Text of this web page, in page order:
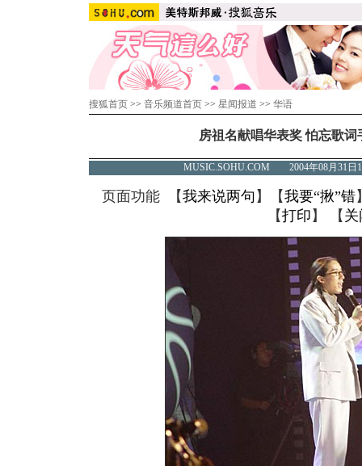
搜狐首页 >> 音乐频道首页 >> 星闻报道 >> 华语
房祖名献唱华表奖 怕忘歌词
MUSIC.SOHU.COM 2004年08月31
页面功能 【我来说两句 】【我要“揪”错
【打印 】 【 关